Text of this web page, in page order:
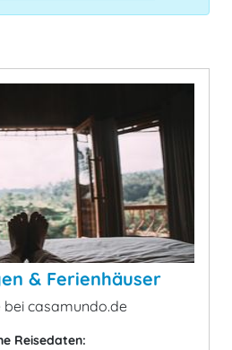
& Ferienhäuser
casamundo.de
Reisedaten: